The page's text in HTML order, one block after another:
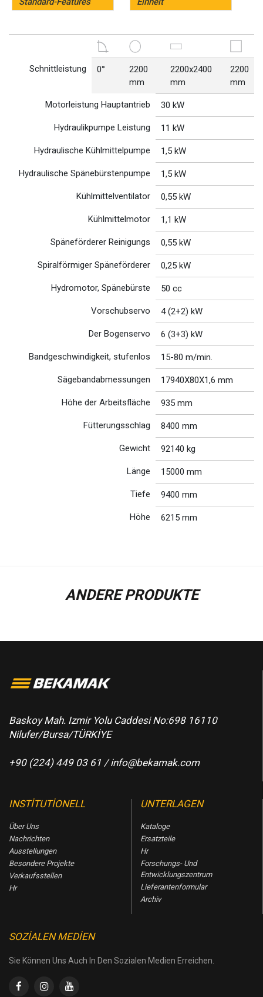
Schnittleistung 0°
2200
mm
2200x2400
mm
2200
mm
Motorleistung Hauptantrieb 30 kW
Hydraulikpumpe Leistung 11 kW
Hydraulische Kühlmittelpumpe 1,5 kW
Hydraulische Spänebürstenpumpe 1,5 kW
Kühlmittelventilator 0,55 kW
Kühlmittelmotor 1,1 kW
Späneförderer Reinigungs 0,55 kW
Spiralförmiger Späneförderer 0,25 kW
Hydromotor, Spänebürste 50 cc
Vorschubservo 4 (2+2) kW
Der Bogenservo 6 (3+3) kW
Bandgeschwindigkeit, stufenlos 15-80 m/min.
Sägebandabmessungen 17940X80X1,6 mm
Höhe der Arbeitsfläche 935 mm
Fütterungsschlag 8400 mm
Gewicht 92140 kg
Länge 15000 mm
Tiefe 9400 mm
Höhe 6215 mm
ANDERE PRODUKTE
Baskoy Mah. Izmir Yolu Caddesi No:698 16110
Nilufer/Bursa/TÜRKİYE
+90 (224) 449 03 61 /info@bekamak.com
INSTITUTIONELL
Über Uns
Nachrichten
Ausstellungen
Besondere Projekte
Verkaufsstellen
Hr
UNTERLAGEN
Kataloge
Ersatzteile
Hr
Forschungs- Und
Entwicklungszentrum
Lieferantenformular
Archiv
SOZIALEN MEDIEN
Sie Können Uns Auch In Den Sozialen Medien Erreichen.